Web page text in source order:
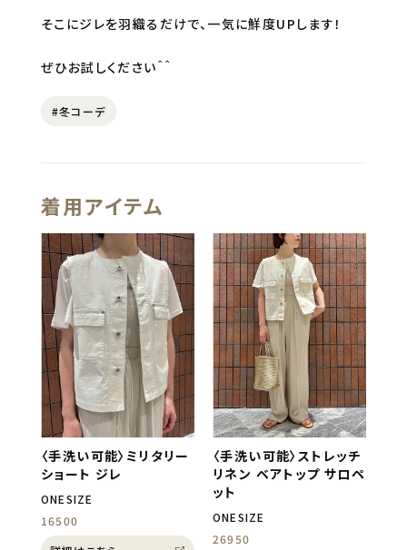
そこにジレを羽織るだけで、一気に鮮度UPします！
ぜひお試しください＾＾
#冬コーデ
着用アイテム
〈手洗い可能〉ミリタリー
ショート ジレ
ONESIZE
16500
〈手洗い可能〉ストレッチ
リネン ベアトップ サロペ
ット
ONESIZE
26950